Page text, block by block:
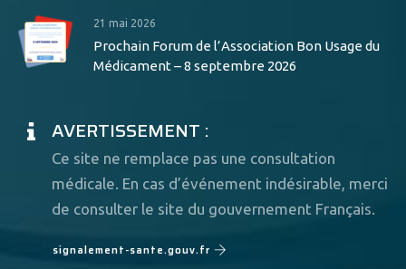
21 mai 2026
Prochain Forum de l’Association Bon Usage du
Médicament – 8 septembre 2026
AVERTISSEMENT :
Ce site ne remplace pas une consultation
médicale. En cas d’événement indésirable, merci
de consulter le site du gouvernement Français.
signalement-sante.gouv.fr